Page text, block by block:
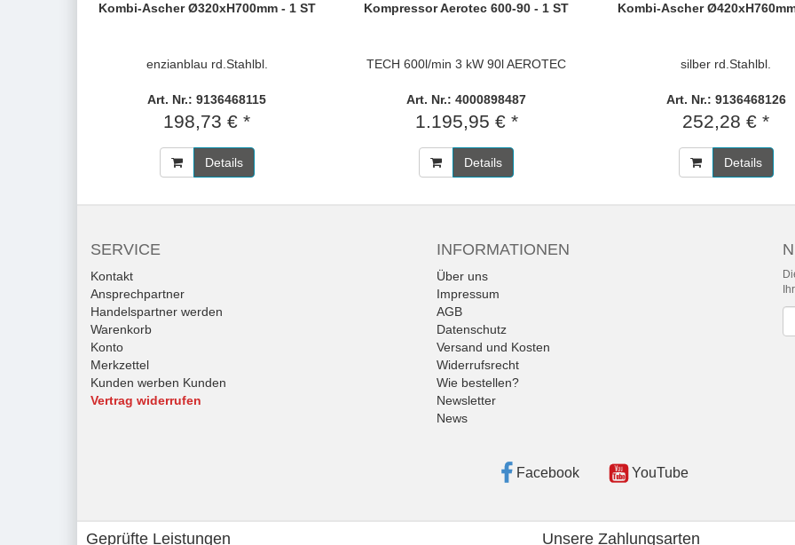
Kombi-Ascher Ø320xH700mm - 1 ST
enzianblau rd.Stahlbl.
Art. Nr.: 9136468115
198,73 € *
Details
Kompressor Aerotec 600-90 - 1 ST
TECH 600l/min 3 kW 90l AEROTEC
Art. Nr.: 4000898487
1.195,95 € *
Details
Kombi-Ascher
silber rd.Stahlbl.
Art. Nr.: 9136468126
252,28 € *
Details
SERVICE
Kontakt
Ansprechpartner
Handelspartner werden
Warenkorb
Konto
Merkzettel
Kunden werben Kunden
Vertrag widerrufen
INFORMATIONEN
Über uns
Impressum
AGB
Datenschutz
Versand und Kosten
Widerrufsrecht
Wie bestellen?
Newsletter
News
Facebook YouTube
Geprüfte Leistungen Unsere Zahlungsarten